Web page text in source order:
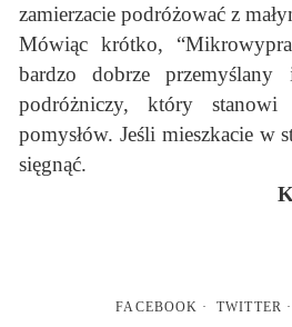
zamierzacie podróżować z
Mówiąc krótko,
bardzo dobrze
podróżniczy, który stanowi
pomysłów. Jeśli mieszkacie w
sięgnąć.
FACEBOOK TWITTER